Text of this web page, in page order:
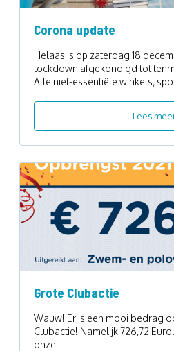
Corona update
Helaas is op zaterdag 18
lockdown afgekondigd tot
Alle niet-essentiële winkels,
Lees
Grote Clubactie
Wauw! Er is een mooi bedrag
Clubactie! Namelijk 726,72
onze...